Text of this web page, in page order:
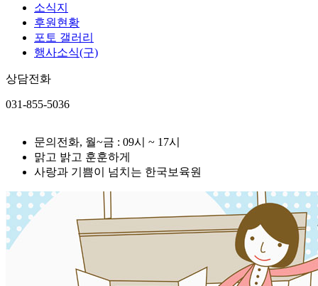
소식지
후원현황
포토 갤러리
행사소식(구)
상담전화
031-855-5036
문의전화, 월~금 : 09시 ~ 17시
맑고 밝고 훈훈하게
사랑과 기쁨이 넘치는 한국보육원